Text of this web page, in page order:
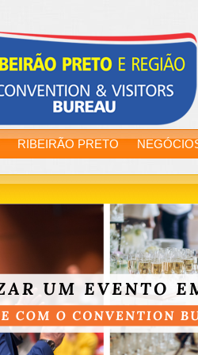
RIBEIRÃO PRETO